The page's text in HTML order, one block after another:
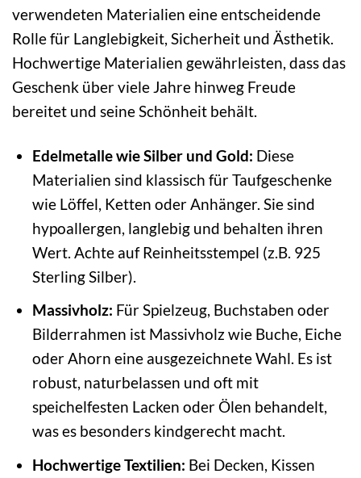
verwendeten Materialien eine entscheidende
Rolle für Langlebigkeit, Sicherheit und Ästhetik.
Hochwertige Materialien gewährleisten, dass das
Geschenk über viele Jahre hinweg Freude
bereitet und seine Schönheit behält.
Edelmetalle wie Silber und Gold: Diese
Materialien sind klassisch für Taufgeschenke
wie Löffel, Ketten oder Anhänger. Sie sind
hypoallergen, langlebig und behalten ihren
Wert. Achte auf Reinheitsstempel (z.B. 925
Sterling Silber).
Massivholz: Für Spielzeug, Buchstaben oder
Bilderrahmen ist Massivholz wie Buche, Eiche
oder Ahorn eine ausgezeichnete Wahl. Es ist
robust, naturbelassen und oft mit
speichelfesten Lacken oder Ölen behandelt,
was es besonders kindgerecht macht.
Hochwertige Textilien: Bei Decken, Kissen